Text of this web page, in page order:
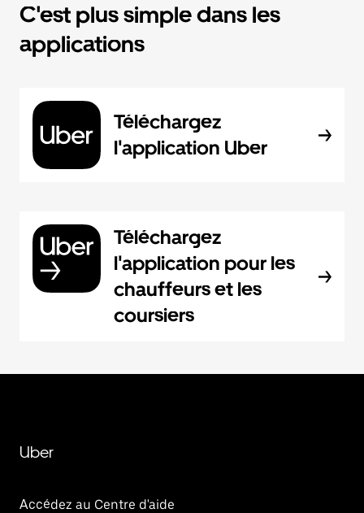
C'est plus simple dans les
applications
Téléchargez
l'application Uber
Téléchargez
l'application pour les
chauffeurs et les
coursiers
Uber
Accédez au Centre d'aide